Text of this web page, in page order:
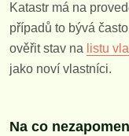
Katastr má na
případů to bývá
ověřit stav na listu
jako noví vlastníci.
Na co